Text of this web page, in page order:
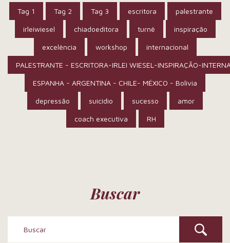
Tag 1 Tag 2 Tag 3 escritora palestrante
irleiwiesel chiadoeditora turnê inspiração
excelência workshop internacional
PALESTRANTE - ESCRITORA-IRLEI WIESEL-INSPIRAÇÃO-
ESPANHA - ARGENTINA - CHILE- MÉXICO - Bolívia
depressão suicídio sucesso amor
coach executiva RH
Buscar